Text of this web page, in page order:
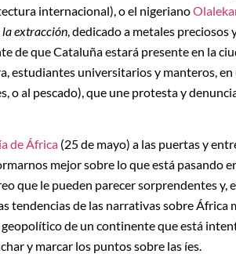
internacional), o el nigeriano
la extracción , dedicado a metales preciosos
de que Cataluña estará presente en la
estudiantes universitarios y manteros,
o al pescado), que une protesta y
de África (25 de mayo) a las puertas y
mejor sobre lo que está pasando
que le pueden parecer sorprendentes y,
tendencias de las narrativas sobre África
de un continente que está
y marcar los puntos sobre las íes.